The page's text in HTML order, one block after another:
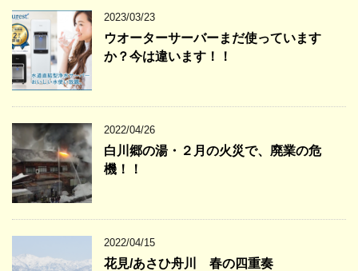
2023/03/23
ウオーターサーバーまだ使っています
か？今は違います！！
2022/04/26
白川郷の湯・２月の火災で、廃業の危
機！！
2022/04/15
花見/あさひ舟川 春の四重奏